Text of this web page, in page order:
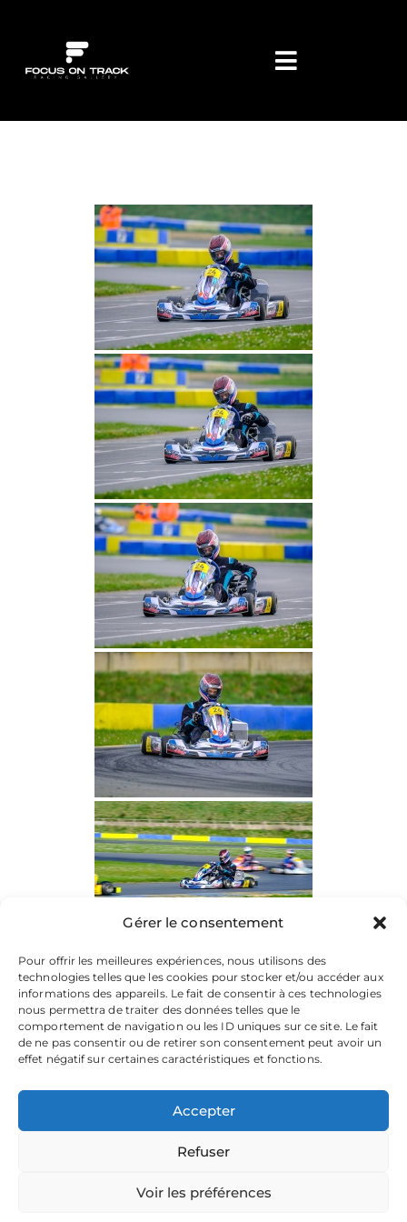
Gérer le consentement
Pour offrir les meilleures expériences, nous utilisons des
technologies telles que les cookies pour stocker et/ou accéder aux
informations des appareils. Le fait de consentir à ces technologies
nous permettra de traiter des données telles que le
comportement de navigation ou les ID uniques sur ce site. Le fait
de ne pas consentir ou de retirer son consentement peut avoir un
effet négatif sur certaines caractéristiques et fonctions.
Accepter
Refuser
Voir les préférences
votre passion.